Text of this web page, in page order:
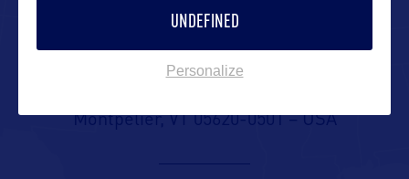
Vermont Dept. of Tourism and
Marketing
Montpelier, VT 05620-0501 – USA
UNDEFINED
Personalize